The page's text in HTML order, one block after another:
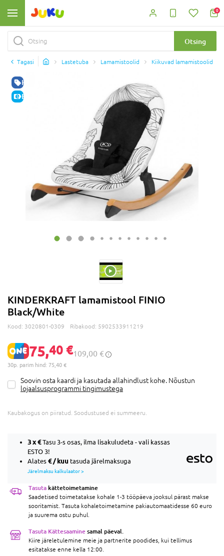
0
Otsing
Tagasi Lastetuba Lamamistoolid Kiikuvad lamamistoolid
HEA HIND
E-HIND
KINDERKRAFT lamamistool FINIO
Black/White
Kood: 3020801-0309 Ribakood: 5902533911219
75,40 €109,00 €
30p. parim hind: 75,40 €
Soovin osta kaardi ja kasutada allahindlust kohe. Nõustun
lojaalsusprogrammi tingimustega
Kaubakogus on piiratud. Soodustused ei summeeru.
3 x€Tasu 3-s osas, ilma lisakuludeta - vali kassas
ESTO 3!
Alates € / kuu tasuda järelmaksuga
Järelmaksu kalkulaator >
Tasuta kättetoimetamine
Saadetised toimetatakse kohale 1-3 tööpäeva jooksul pärast makse
sooritamist. Tasuta kohaletoimetamine pakiautomaatidesse 60 euro
ja suurema ostu puhul.
Tasuta Kättesaamine samal päeval.
Kiire järeletulemine meie ja partnerite poodides, kui tellimus
esitatakse enne kella 12:00.